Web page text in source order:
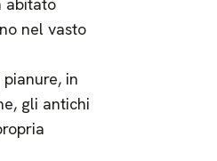
nel vasto
in
gli antichi